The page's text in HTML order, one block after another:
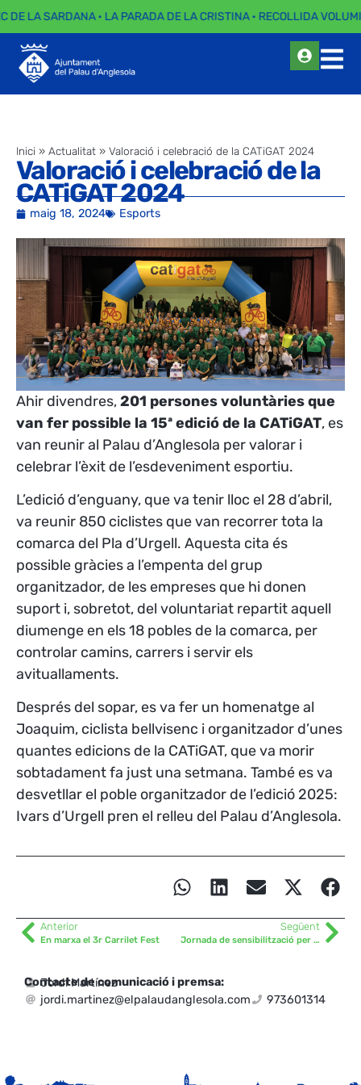
DE LA SARDANA · LA PARADA DE LA CRISTINA · RECOLLIDA
Inici » Actualitat » Valoració i celebració de la CATiGAT 2024
Valoració i celebració de la
CATiGAT 2024
maig 18, 2024 Esports
Ahir divendres,201 persones voluntàries que
van fer possible la 15ª edició de la CATiGAT, es
van reunir al Palau d’Anglesola per valorar i
celebrar l’èxit de l’esdeveniment esportiu.
L’edició d’enguany, que va tenir lloc el 28 d’abril,
va reunir 850 ciclistes que van recorrer tota la
comarca del Pla d’Urgell. Aquesta cita és
possible gràcies a l’empenta del grup
organitzador, de les empreses que hi donen
suport i, sobretot, del voluntariat repartit aquell
diumenge en els 18 pobles de la comarca, per
controlar camins, carrers i servir els
avituallaments.
Després del sopar, es va fer un homenatge al
Joaquim, ciclista bellvisenc i organitzador d’unes
quantes edicions de la CATiGAT, que va morir
sobtadament fa just una setmana. També es va
desvetllar el poble organitzador de l’edició 2025:
Ivars d’Urgell pren el relleu del Palau d’Anglesola.
Anterior
En marxa el 3r Carrilet Fest
Següent
Jornada de sensibilització per recollir excrements de gos
Contacte de comunicació i premsa:
Jordi Martínez
jordi.martinez@elpalaudanglesola.com
973601314